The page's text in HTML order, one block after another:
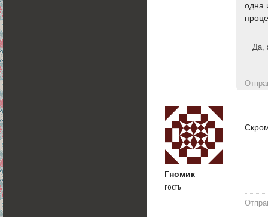
одна
Да,
Гномик
гость